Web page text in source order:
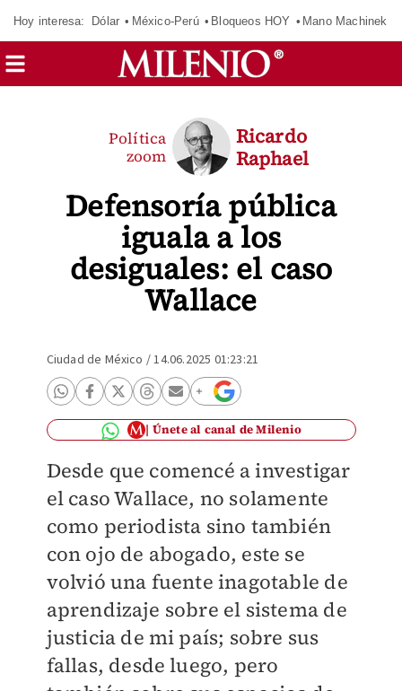
Hoy interesa: Dólar México-Perú Bloqueos HOY Mano Machinek
Defensoría pública
iguala a los
desiguales: el caso
Wallace
Política
zoom
Ricardo
Raphael
Ciudad de México /14.06.2025 01:23:21
Únete al canal de Milenio
Desde que comencé a investigar
el caso Wallace, no solamente
como periodista sino también
con ojo de abogado, este se
volvió una fuente inagotable de
aprendizaje sobre el sistema de
justicia de mi país; sobre sus
fallas, desde luego, pero